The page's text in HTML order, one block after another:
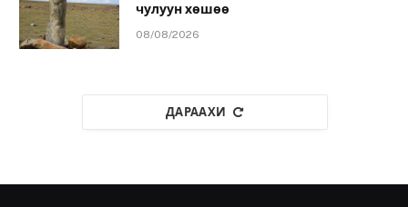
чулуун хөшөө
08/08/2026
ДАРААХИ